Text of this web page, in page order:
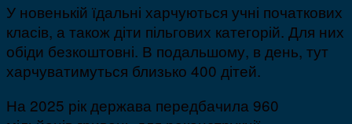
У новенькій їдальні харчуються учні початкових
класів, а також діти пільгових категорій. Для них
обіди безкоштовні. В подальшому, в день, тут
харчуватимуться близько 400 дітей.
На 2025 рік держава передбачила 960